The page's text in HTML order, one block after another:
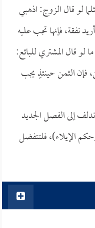
لو قال الزوج: اذهبي
نفقة، فإنها تجب عليه
لو قال المشتري للبائع:
فإن الثمن حينئذٍ يجب
إلى الفصل الجديد
الإيلاء)، فلتتفضل